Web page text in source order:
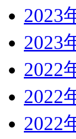
2023
2023
2022
2022
2022